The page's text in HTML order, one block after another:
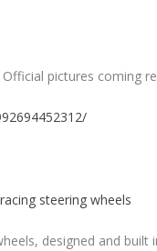
pictures coming
steering wheels
designed and built